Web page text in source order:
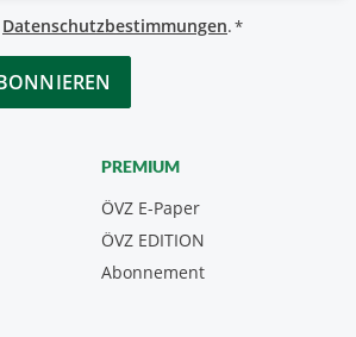
Datenschutzbestimmungen.*
PREMIUM
ÖVZ E-Paper
Abonnement
ÖVZ EDITION